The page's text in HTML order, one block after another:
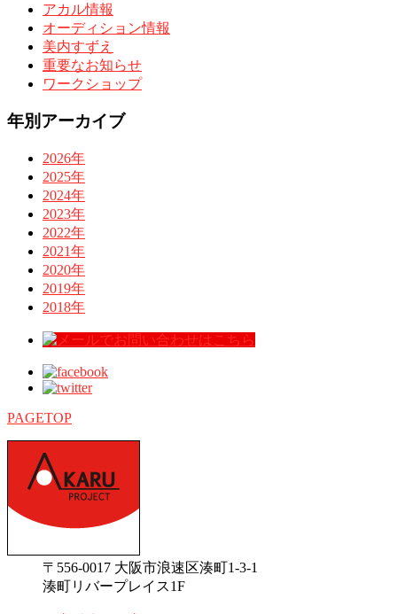
アカル情報
オーディション情報
美内すずえ
重要なお知らせ
ワークショップ
年別アーカイブ
2026年
2025年
2024年
2023年
2022年
2021年
2020年
2019年
2018年
PAGETOP
〒556-0017 大阪市浪速区湊町1-3-1
湊町リバープレイス1F